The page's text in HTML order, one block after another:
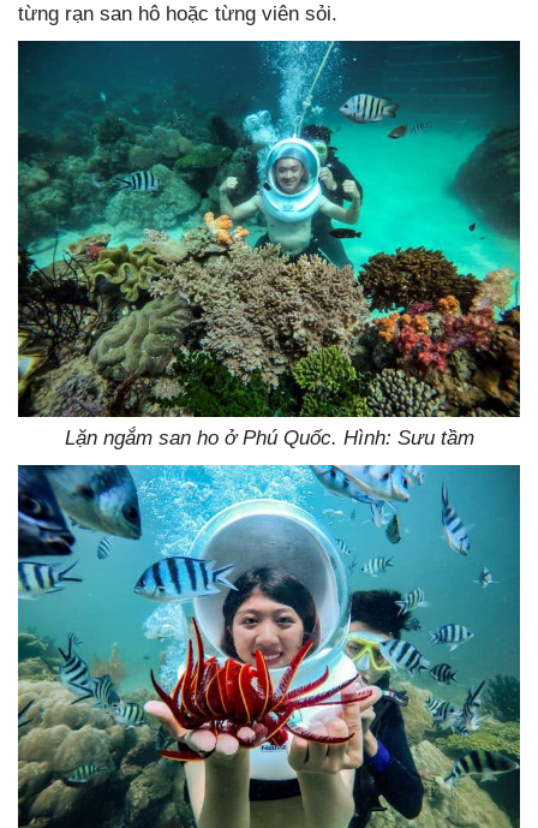
từng rạn san hô hoặc từng viên sỏi.
Lặn ngắm san ho ở Phú Quốc. Hình: Sưu tầm